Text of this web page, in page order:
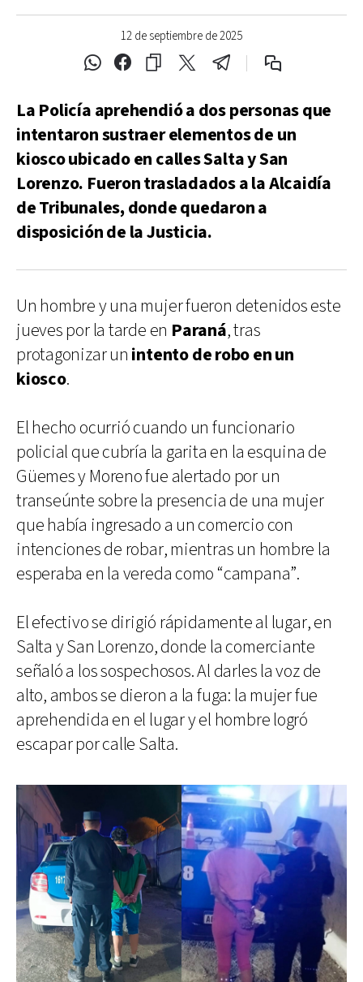
12 de septiembre de 2025
La Policía aprehendió a dos personas que
intentaron sustraer elementos de un
kiosco ubicado en calles Salta y San
Lorenzo. Fueron trasladados a la Alcaidía
de Tribunales, donde quedaron a
disposición de la Justicia.
Un hombre y una mujer fueron detenidos este
jueves por la tarde en Paraná, tras
protagonizar un intento de robo en un
kiosco.
El hecho ocurrió cuando un funcionario
policial que cubría la garita en la esquina de
Güemes y Moreno fue alertado por un
transeúnte sobre la presencia de una mujer
que había ingresado a un comercio con
intenciones de robar, mientras un hombre la
esperaba en la vereda como “campana”.
El efectivo se dirigió rápidamente al lugar, en
Salta y San Lorenzo, donde la comerciante
señaló a los sospechosos. Al darles la voz de
alto, ambos se dieron a la fuga: la mujer fue
aprehendida en el lugar y el hombre logró
escapar por calle Salta.